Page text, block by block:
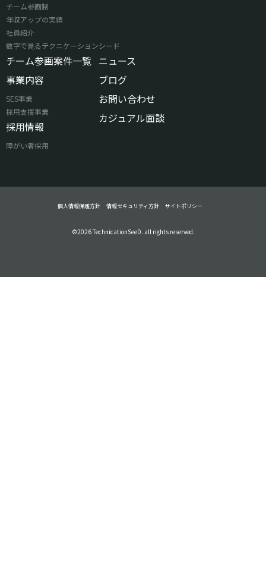
チーム参画制
年収アップの実績
社員紹介
数字で見るテクニケーションシード
チーム参画案件一覧
事業内容
SES事業
採用支援事業
採用情報
障がい者採用
ニュース
ブログ
お問い合わせ
カジュアル面談
©2026 TechnicationSeeD. all rights reserved.
個人情報保護方針 情報セキュリティ方針 サイトポリシー